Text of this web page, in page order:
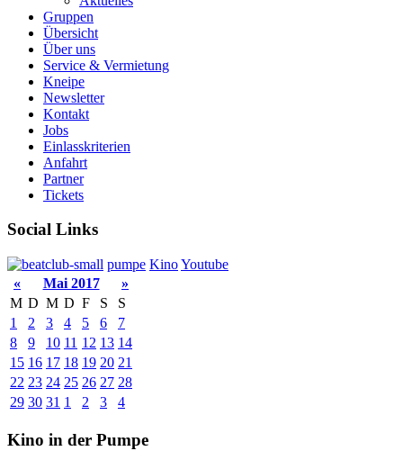
Gruppen
Übersicht
Über uns
Service & Vermietung
Kneipe
Newsletter
Kontakt
Jobs
Einlasskriterien
Anfahrt
Partner
Tickets
Social Links
pumpe KinoYoutube
«
Mai 2017
»
M D M D F S
S
1
2 3 4 5 6
7
8
9 10 11 12 13 14
15 16 17 18 19 20 21
22 23 24 25 26 27 28
29 30 31 1 2 3 4
Kino in der Pumpe